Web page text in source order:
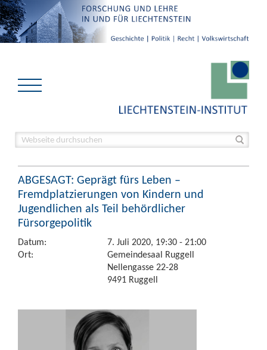
ABGESAGT: Geprägt fürs Leben –
Fremdplatzierungen von Kindern und
Jugendlichen als Teil behördlicher
Fürsorgepolitik
Datum:
7. Juli 2020, 19:30 - 21:00
Ort:
Gemeindesaal Ruggell
Nellengasse 22-28
9491 Ruggell